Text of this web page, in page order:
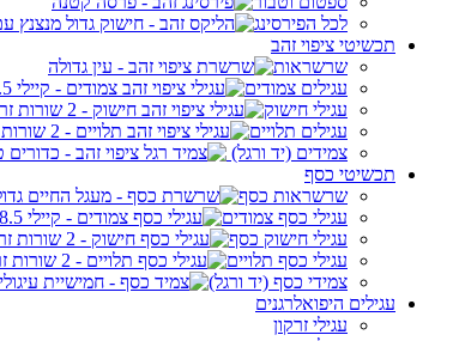
לכל הפירסינג
תכשיטי ציפוי זהב
שרשראות
עגילים צמודים
עגילי חישוק
עגילים תלויים
צמידים (יד ורגל)
תכשיטי כסף
שרשראות כסף
עגילי כסף צמודים
עגילי חישוק כסף
עגילי כסף תלויים
צמידי כסף (יד ורגל)
עגילים היפואלרגנים
עגילי זרקון